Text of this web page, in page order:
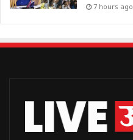
7 hours ago